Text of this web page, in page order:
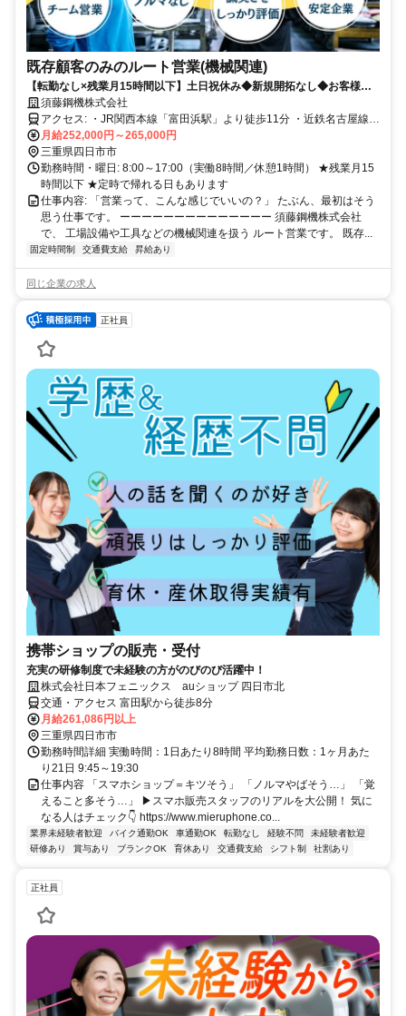
既存顧客のみのルート営業(機械関連)
【転勤なし×残業月15時間以下】土日祝休み◆新規開拓なし◆お客様と
の関係性作りがメイン
須藤鋼機株式会社
アクセス: ・JR関西本線「富田浜駅」より徒歩11分 ・近鉄名古屋線
「霞ヶ浦駅」より徒歩15分 ★車通勤OK ★転勤なし ★U・Iターン歓
迎
月給252,000円～265,000円
三重県四日市市
勤務時間・曜日: 8:00～17:00（実働8時間／休憩1時間） ★残業月15
時間以下 ★定時で帰れる日もあります
仕事内容: 「営業って、こんな感じでいいの？」 たぶん、最初はそう
思う仕事です。 ーーーーーーーーーーーーーー 須藤鋼機株式会社
で、 工場設備や工具などの機械関連を扱う ルート営業です。 既存...
固定時間制 交通費支給 昇給あり
同じ企業の求人
正社員
携帯ショップの販売・受付
充実の研修制度で未経験の方がのびのび活躍中！
株式会社日本フェニックス auショップ 四日市北
交通・アクセス 富田駅から徒歩8分
月給261,086円以上
三重県四日市市
勤務時間詳細 実働時間：1日あたり8時間 平均勤務日数：1ヶ月あた
り21日 9:45～19:30
仕事内容 「スマホショップ＝キツそう」 「ノルマやばそう…」 「覚
えること多そう…」 ▶スマホ販売スタッフのリアルを大公開！ 気に
なる人はチェック👇 https://www.mieruphone.co...
業界未経験者歓迎 バイク通勤OK 車通勤OK 転勤なし 経験不問
未経験者歓迎
研修あり
賞与あり ブランクOK 育休あり 交通費支給 シフト制 社割あり
正社員